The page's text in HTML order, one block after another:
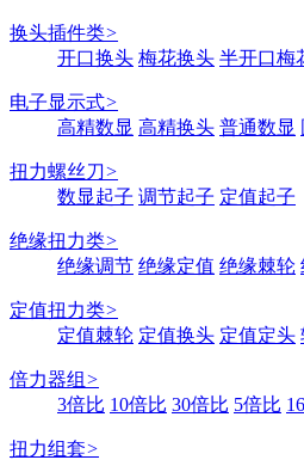
换头插件类>
开口换头 梅花换头 半开口梅
电子显示式>
高精数显 高精换头 普通数显
扭力螺丝刀>
数显起子 调节起子 定值起子
绝缘扭力类>
绝缘调节 绝缘定值 绝缘棘轮
定值扭力类>
定值棘轮 定值换头 定值定头
倍力器组 >
3倍比 10倍比 30倍比 5倍比
扭力组套>